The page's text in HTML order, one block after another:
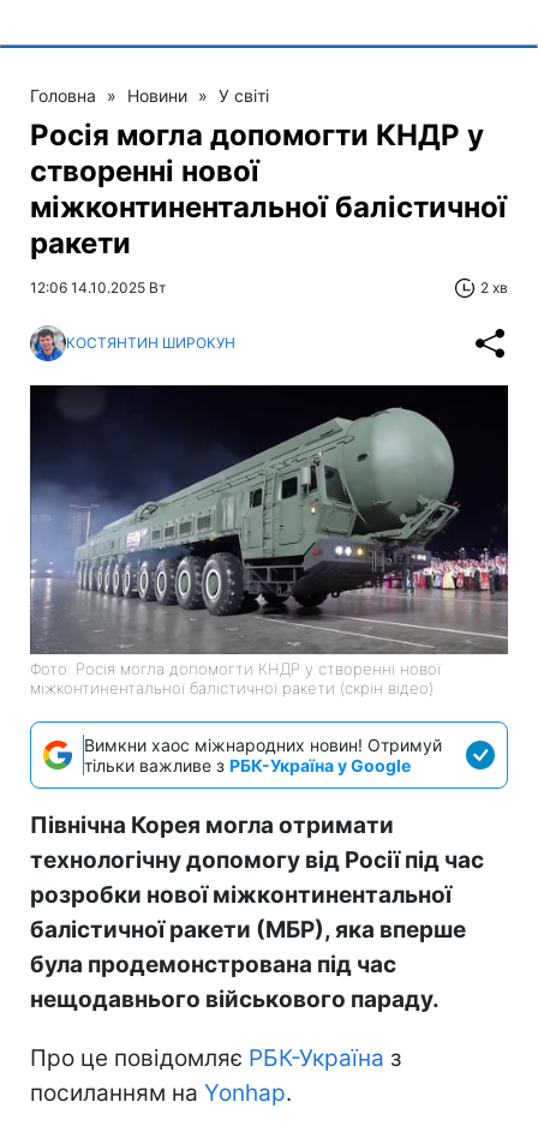
Головна » Новини » У світі
Росія могла допомогти КНДР у
створенні нової
міжконтинентальної балістичної
ракети
12:06 14.10.2025 Вт 2 хв
КОСТЯНТИН ШИРОКУН
Фото: Росія могла допомогти КНДР у створенні нової
міжконтинентальної балістичної ракети (скрін відео)
Вимкни хаос міжнародних новин! Отримуй
тільки важливе з РБК-Україна у Google
Північна Корея могла отримати
технологічну допомогу від Росії під час
розробки нової міжконтинентальної
балістичної ракети (МБР), яка вперше
була продемонстрована під час
нещодавнього військового параду.
Про це повідомляє РБК-Україна з
посиланням на Yonhap.